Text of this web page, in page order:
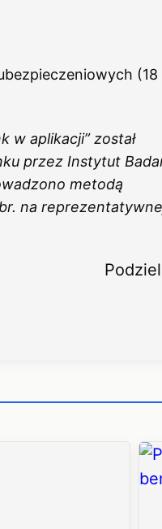
(18
w aplikacji” został
przez Instytut
metodą
na